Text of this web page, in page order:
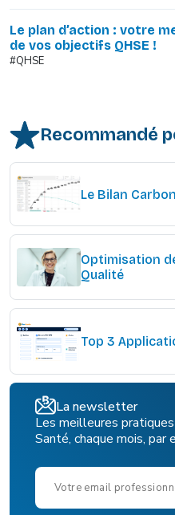
Le plan d’action : votre
de vos objectifs QHSE !
#QHSE
Recommandé
Le Bilan
Optimisation
Qualité
Top 3
La newsletter
Les meilleures
Santé, chaque mois, par